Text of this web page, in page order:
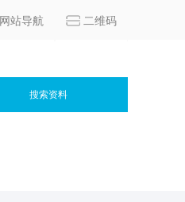
网站导航 二维码
搜索资料